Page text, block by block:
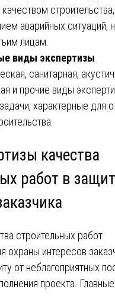
строительства,
аварийных ситуаций,
лицам.
виды экспертизы
санитарная,
и прочие виды
характерные для
качества
работ в
строительных работ
охраны интересов
от неблагоприятных
проекта.